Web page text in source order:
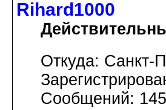
Rihard1000
Откуда: Санкт-
Сообщений: